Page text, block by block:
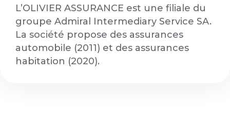
L’OLIVIER ASSURANCE est une filiale du
groupe Admiral Intermediary Service SA.
La société propose des assurances
automobile (2011) et des assurances
habitation (2020).